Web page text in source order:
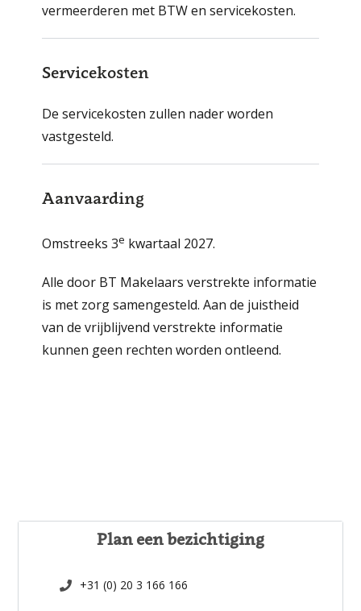
vermeerderen met BTW en servicekosten.
Servicekosten
De servicekosten zullen nader worden
vastgesteld.
Aanvaarding
Omstreeks 3e kwartaal 2027.
Alle door BT Makelaars verstrekte informatie
is met zorg samengesteld. Aan de juistheid
van de vrijblijvend verstrekte informatie
kunnen geen rechten worden ontleend.
Plan een bezichtiging
+31 (0) 20 3 166 166